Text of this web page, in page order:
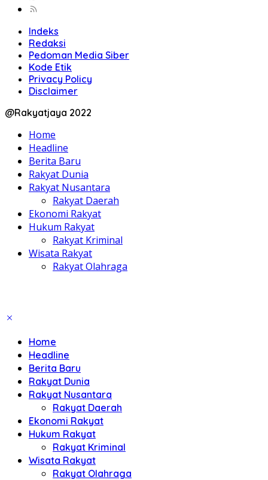
Indeks
Redaksi
Pedoman Media Siber
Kode Etik
Privacy Policy
Disclaimer
@Rakyatjaya 2022
Home
Headline
Berita Baru
Rakyat Dunia
Rakyat Nusantara
Rakyat Daerah
Ekonomi Rakyat
Hukum Rakyat
Rakyat Kriminal
Wisata Rakyat
Rakyat Olahraga
Home
Headline
Berita Baru
Rakyat Dunia
Rakyat Nusantara
Rakyat Daerah
Ekonomi Rakyat
Hukum Rakyat
Rakyat Kriminal
Wisata Rakyat
Rakyat Olahraga